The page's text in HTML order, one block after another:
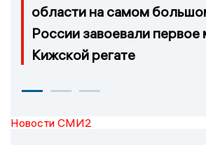
области на самом
России завоевали первое
Кижской регате
Новости СМИ2